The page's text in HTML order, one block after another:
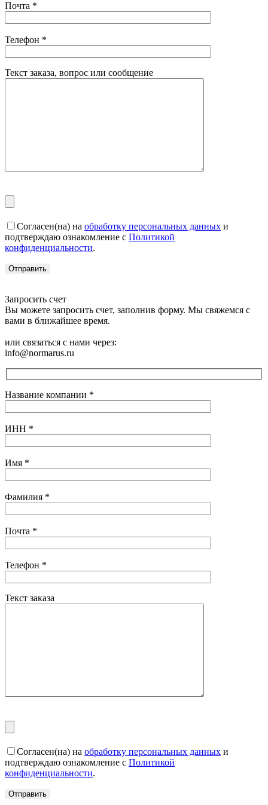
Почта *
Телефон *
Текст заказа, вопрос или сообщение
Согласен(на) на обработку персональных данных и
подтверждаю ознакомление с Политикой
конфиденциальности.
Запросить счет
Вы можете запросить счет, заполнив форму. Мы свяжемся с
вами в ближайшее время.
или связаться с нами через:
info@normarus.ru
Название компании *
ИНН *
Имя *
Фамилия *
Почта *
Телефон *
Текст заказа
Согласен(на) на обработку персональных данных и
подтверждаю ознакомление с Политикой
конфиденциальности.